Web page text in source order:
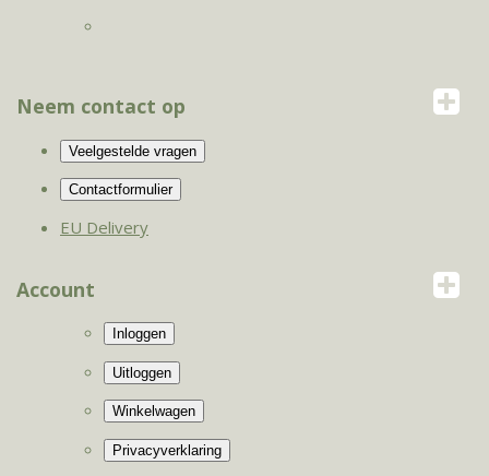
Neem contact op
EU Delivery
Account